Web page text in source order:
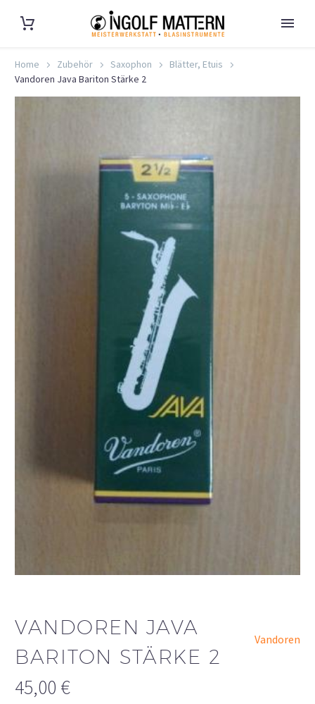
Home Zubehör Saxophon
Blätter, Etuis
Vandoren Java Bariton Stärke 2
VANDOREN JAVA
BARITON STÄRKE 2
Vandoren
45,00 €